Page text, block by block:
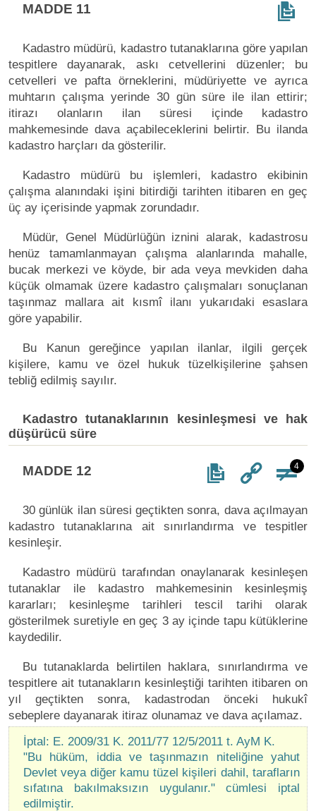
MADDE 11
Kadastro müdürü, kadastro tutanaklarına göre yapılan
tespitlere dayanarak, askı cetvellerini düzenler; bu
cetvelleri ve pafta örneklerini, müdüriyette ve ayrıca
muhtarın çalışma yerinde 30 gün süre ile ilan ettirir;
itirazı olanların ilan süresi içinde kadastro
mahkemesinde dava açabileceklerini belirtir. Bu ilanda
kadastro harçları da gösterilir.
Kadastro müdürü bu işlemleri, kadastro ekibinin
çalışma alanındaki işini bitirdiği tarihten itibaren en geç
üç ay içerisinde yapmak zorundadır.
Müdür, Genel Müdürlüğün iznini alarak, kadastrosu
henüz tamamlanmayan çalışma alanlarında mahalle,
bucak merkezi ve köyde, bir ada veya mevkiden daha
küçük olmamak üzere kadastro çalışmaları sonuçlanan
taşınmaz mallara ait kısmî ilanı yukarıdaki esaslara
göre yapabilir.
Bu Kanun gereğince yapılan ilanlar, ilgili gerçek
kişilere, kamu ve özel hukuk tüzelkişilerine şahsen
tebliğ edilmiş sayılır.
Kadastro tutanaklarının kesinleşmesi ve hak
düşürücü süre
MADDE 12 4
30 günlük ilan süresi geçtikten sonra, dava açılmayan
kadastro tutanaklarına ait sınırlandırma ve tespitler
kesinleşir.
Kadastro müdürü tarafından onaylanarak kesinleşen
tutanaklar ile kadastro mahkemesinin kesinleşmiş
kararları; kesinleşme tarihleri tescil tarihi olarak
gösterilmek suretiyle en geç 3 ay içinde tapu kütüklerine
kaydedilir.
Bu tutanaklarda belirtilen haklara, sınırlandırma ve
tespitlere ait tutanakların kesinleştiği tarihten itibaren on
yıl geçtikten sonra, kadastrodan önceki hukukî
sebeplere dayanarak itiraz olunamaz ve dava açılamaz.
İptal: E. 2009/31 K. 2011/77 12/5/2011 t. AyM K.
"Bu hüküm, iddia ve taşınmazın niteliğine yahut
Devlet veya diğer kamu tüzel kişileri dahil, tarafların
sıfatına bakılmaksızın uygulanır." cümlesi iptal
edilmiştir.